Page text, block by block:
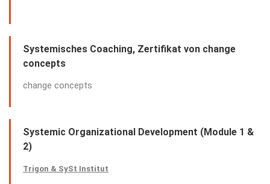
Systemisches Coaching, Zertifikat von change
concepts
change concepts
Systemic Organizational Development (Module 1 &
2)
Trigon & SySt Institut